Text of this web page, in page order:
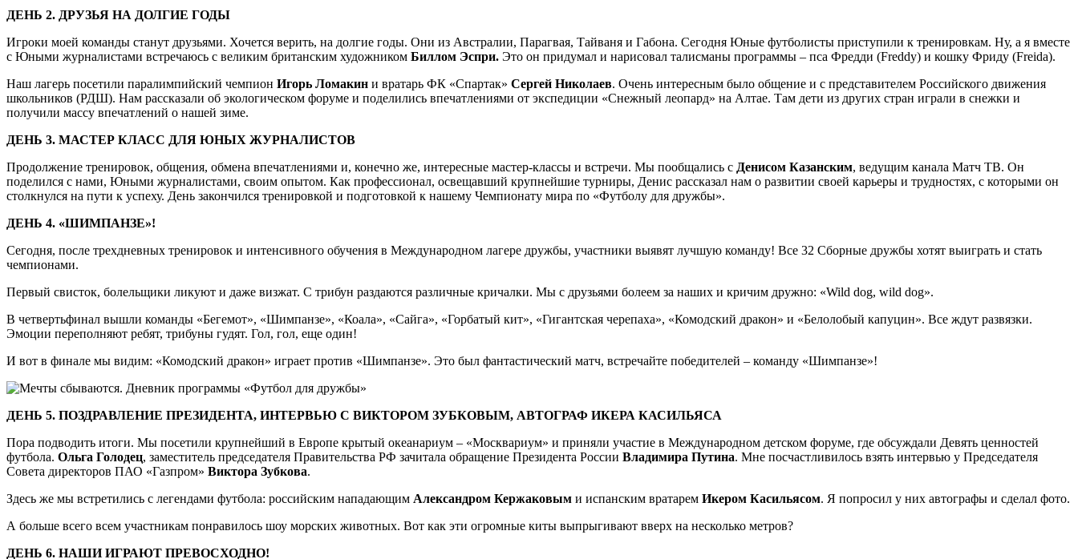
ДЕНЬ 2. ДРУЗЬЯ НА ДОЛГИЕ ГОДЫ
Игроки моей команды станут друзьями. Хочется верить, на долгие годы. Они из Австралии, Парагвая, Тайваня и Габона. Сегодня Юные футболисты приступили к тренировкам. Ну, а я вместе
с Юными журналистами встречаюсь с великим британским художником Биллом Эспри. Это он придумал и нарисовал талисманы программы – пса Фредди (Freddy) и кошку Фриду (Freida).
Наш лагерь посетили паралимпийский чемпион Игорь Ломакин и вратарь ФК «Спартак» Сергей Николаев. Очень интересным было общение и с представителем Российского движения
школьников (РДШ). Нам рассказали об экологическом форуме и поделились впечатлениями от экспедиции «Снежный леопард» на Алтае. Там дети из других стран играли в снежки и
получили массу впечатлений о нашей зиме.
ДЕНЬ 3. МАСТЕР КЛАСС ДЛЯ ЮНЫХ ЖУРНАЛИСТОВ
Продолжение тренировок, общения, обмена впечатлениями и, конечно же, интересные мастер-классы и встречи. Мы пообщались с Денисом Казанским, ведущим канала Матч ТВ. Он
поделился с нами, Юными журналистами, своим опытом. Как профессионал, освещавший крупнейшие турниры, Денис рассказал нам о развитии своей карьеры и трудностях, с которыми он
столкнулся на пути к успеху. День закончился тренировкой и подготовкой к нашему Чемпионату мира по «Футболу для дружбы».
ДЕНЬ 4. «ШИМПАНЗЕ»!
Сегодня, после трехдневных тренировок и интенсивного обучения в Международном лагере дружбы, участники выявят лучшую команду! Все 32 Сборные дружбы хотят выиграть и стать
чемпионами.
Первый свисток, болельщики ликуют и даже визжат. С трибун раздаются различные кричалки. Мы с друзьями болеем за наших и кричим дружно: «Wild dog, wild dog».
В четвертьфинал вышли команды «Бегемот», «Шимпанзе», «Коала», «Сайга», «Горбатый кит», «Гигантская черепаха», «Комодский дракон» и «Белолобый капуцин». Все ждут развязки.
Эмоции переполняют ребят, трибуны гудят. Гол, гол, еще один!
И вот в финале мы видим: «Комодский дракон» играет против «Шимпанзе». Это был фантастический матч, встречайте победителей – команду «Шимпанзе»!
ДЕНЬ 5. ПОЗДРАВЛЕНИЕ ПРЕЗИДЕНТА, ИНТЕРВЬЮ С ВИКТОРОМ ЗУБКОВЫМ, АВТОГРАФ ИКЕРА КАСИЛЬЯСА
Пора подводить итоги. Мы посетили крупнейший в Европе крытый океанариум – «Москвариум» и приняли участие в Международном детском форуме, где обсуждали Девять ценностей
футбола. Ольга Голодец, заместитель председателя Правительства РФ зачитала обращение Президента России Владимира Путина. Мне посчастливилось взять интервью у Председателя
Совета директоров ПАО «Газпром» Виктора Зубкова.
Здесь же мы встретились с легендами футбола: российским нападающим Александром Кержаковым и испанским вратарем Икером Касильясом. Я попросил у них автографы и сделал фото.
А больше всего всем участникам понравилось шоу морских животных. Вот как эти огромные киты выпрыгивают вверх на несколько метров?
ДЕНЬ 6. НАШИ ИГРАЮТ ПРЕВОСХОДНО!